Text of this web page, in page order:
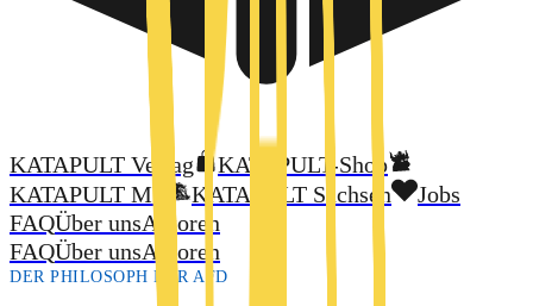
KATAPULT Verlag
KATAPULT-Shop
KATAPULT MV
KATAPULT Sachsen
Jobs
FAQÜber unsAutoren
FAQÜber unsAutoren
DER PHILOSOPH DER AFD